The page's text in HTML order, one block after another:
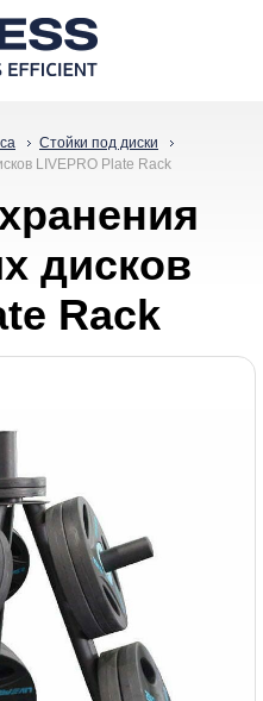
Стойки под диски
LIVEPRO Plate Rack
дисков
Rack